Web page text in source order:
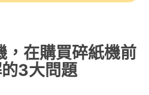
，在購買碎紙機前
3大問題